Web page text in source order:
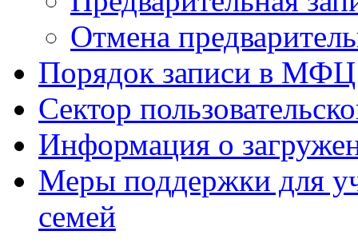
Отмена
Порядок записи в МФЦ
Сектор
Информация о
Меры поддержки для
семей